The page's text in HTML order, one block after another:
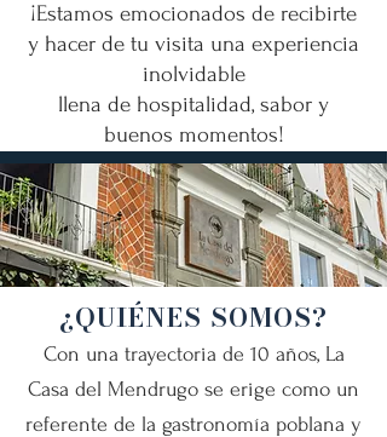
¡Estamos emocionados de recibirte
y hacer de tu visita una experiencia
inolvidable
llena de hospitalidad, sabor y
buenos momentos!
¿QUIÉNES SOMOS?
Con una trayectoria de 10 años, La
Casa del Mendrugo se erige como un
referente de la gastronomía poblana y